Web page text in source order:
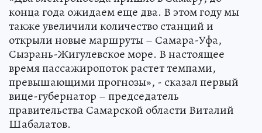
конца года ожидаем еще два. В этом году мы
также увеличили количество станций и
открыли новые маршруты – Самара-Уфа,
Сызрань-Жигулевское море. В настоящее
время пассажиропоток растет темпами,
превышающими прогнозы», - сказал первый
вице-губернатор – председатель
правительства Самарской области Виталий
Шабалатов.